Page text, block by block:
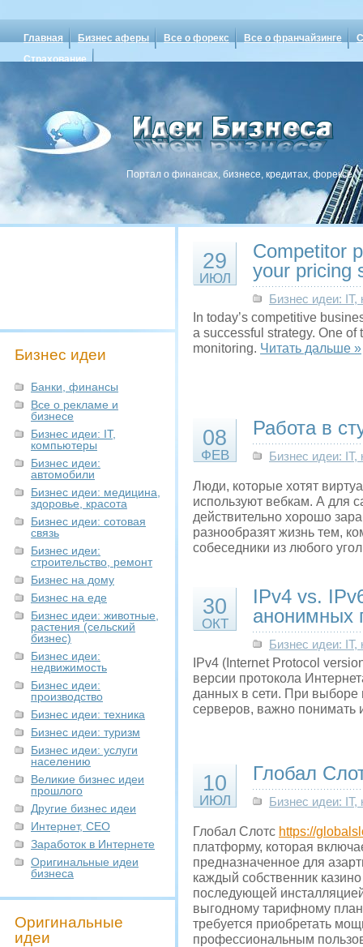
Главная Бизнес аферы Все о форекс Все о франчайзинге
Страхование
Портал о финансах, бизнесе, кредитах, форексе
Бизнес идеи
Банки, финансы
Все о рекламе и
бизнесе
Бизнес идеи: IT,
компьютеры
Бизнес идеи:
автомобили
Бизнес идеи: медицина,
здоровье, красота
Бизнес идеи: сотовая
связь
Бизнес идеи:
строительство, ремонт
Бизнес на дому
Бизнес на еде
Бизнес идеи: животные,
растения (сельский
бизнес)
Бизнес идеи:
недвижимость
Бизнес идеи:
производство
Бизнес идеи: техника
Бизнес идеи: туризм
Бизнес идеи: услуги
населению
Великие бизнес идеи
прошлого
Другие бизнес идеи
Интернет, СЕО
Заработок в Интернете
Оригинальные идеи
бизнеса
Оригинальные
идеи
29
ИЮЛ
Competitor
your pricing
Бизнес идеи:
In today’s competitive
a successful strategy. One
monitoring. Читать дальше »
08
ФЕВ
Работа в
Бизнес идеи:
Люди, которые хотят
используют вебкам. А для
действительно хорошо
разнообразят жизнь тем,
собеседники из любого
30
ОКТ
IPv4 vs.
анонимных
Бизнес идеи:
IPv4 (Internet Protocol
версии протокола
данных в сети. При
серверов, важно понимать
10
ИЮЛ
Глобал
Бизнес идеи:
Глобал Слотс https://
платформу, которая
предназначенное для
каждый собственник
последующей
выгодному тарифному
требуется приобретать
профессиональным